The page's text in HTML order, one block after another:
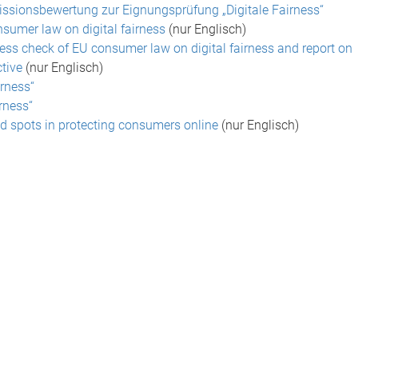
zur Eignungsprüfung „Digitale Fairness“
law on digital fairness (nur Englisch)
check of EU consumer law on digital fairness and report on
(nur Englisch)
spots in protecting consumers online (nur Englisch)